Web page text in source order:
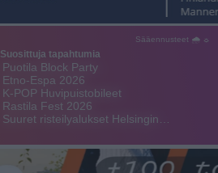
Sääennusteet 🌧 ☼
Suosittuja tapahtumia
Puotila Block Party
Etno-Espa 2026
K-POP Huvipuistobileet
Rastila Fest 2026
Suuret risteilyalukset Helsingin…